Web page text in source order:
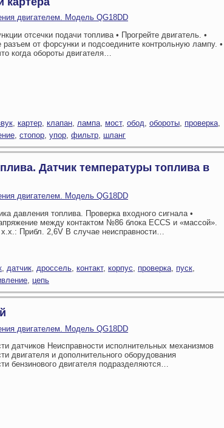
двигателем. Модель QG18DD
отсечки подачи топлива • Прогрейте двигатель. •
разъем от форсунки и подсоедините контрольную лампу. •
когда обороты двигателя…
, картер, клапан, лампа, мост, обод, обороты, проверка,
, стопор, упор, фильтр, шланг
Датчик температуры топлива в
двигателем. Модель QG18DD
давления топлива. Проверка входного сигнала •
между контактом №86 блока ECCS и «массой».
Прибл. 2,6V В случае неисправности…
, датчик, дроссель, контакт, корпус, проверка, пуск,
, цепь
двигателем. Модель QG18DD
датчиков Неисправности исполнительных механизмов
двигателя и дополнительного оборудования
бензинового двигателя подразделяются…